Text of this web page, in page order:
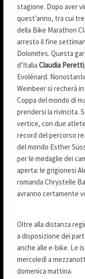
stagione. Dopo aver
quest’anno, tra cui
della Bike Marathon
arresto il fine
Dolomites. Questa
d’Italia Claudia Peretti
Evolénard.
Weinbeer si recherà
Coppa del mondo di
prendersi la rivincita.
vertice, con due
record del percorso
del mondo Esther
per le medaglie dei
aperta: le grigionesi
romanda Chrystelle
avranno certamente
Oltre alla distanza
a disposizione dei
anche alle e-bike. Le
mercoledì a
domenica mattina.